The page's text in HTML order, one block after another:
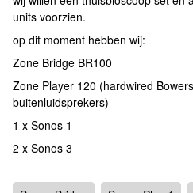
units voorzien.
op dit moment hebben wij:
Zone Bridge BR100
Zone Player 120 (hardwired
buitenluidsprekers)
1 x Sonos 1
2 x Sonos 3